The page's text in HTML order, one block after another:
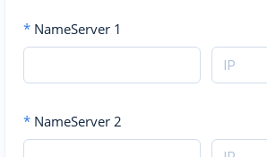
* NameServer 1
* NameServer 2